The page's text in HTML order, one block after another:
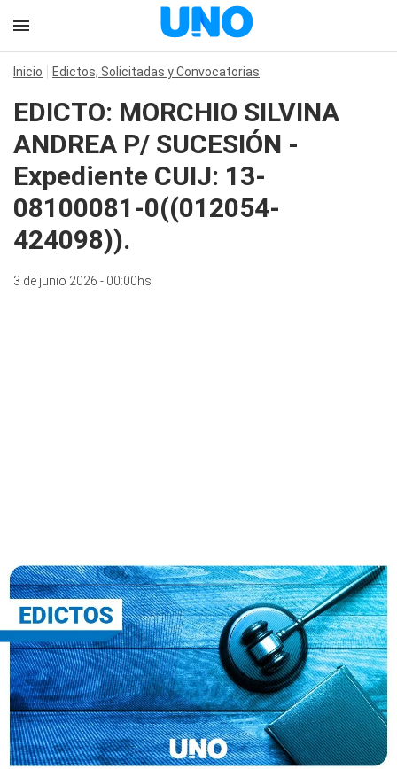
Inicio Edictos, Solicitadas y Convocatorias
EDICTO: MORCHIO SILVINA
ANDREA P/ SUCESIÓN -
Expediente CUIJ: 13-
08100081-0((012054-
424098)).
3 de junio 2026 - 00:00hs